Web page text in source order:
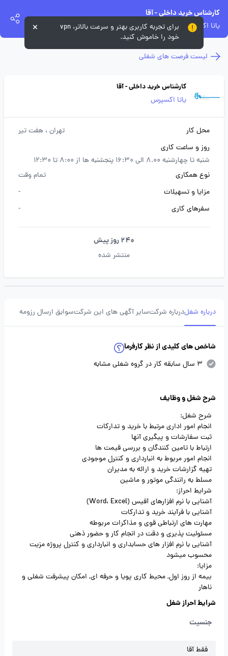
کارشناس خرید داخلی - آقا
یاتا اکسپرس
لیست فرصت های شغلی
کارشناس خرید داخلی - آقا
یاتا اکسپرس
محل کار تهران ، هفت تیر
روز و ساعت کاری
شنبه تا چهارشنبه 8.00 الی 16:30 پنجشنبه ها از 8:00 تا 12:30
نوع همکاری
تمام وقت
مزایا و تسهیلات
-
سفرهای کاری
-
240 روز پیش
منتشر شده
درباره شغلدرباره شرکتسایر آگهی های این شرکتسوابق ارسال رزومه
شاخص های کلیدی از نظر کارفرما
3 سال سابقه کار در گروه شغلی مشابه
شرح شغل و وظایف
شرح شغل:
انجام امور اداری مرتبط با خرید و تدارکات
ثبت سفارشات و پیگیری آنها
ارتباط با تامین کنندگان و بررسی قیمت ها
انجام امور مربوط به انبارداری و کنترل موجودی
تهیه گزارشات خرید و ارائه به مدیران
مسلط به رانندگی موتور و ماشین
شرایط احراز:
آشنایی با نرم افزارهای آفیس (Word، Excel)
آشنایی با فرآیند خرید و تدارکات
مهارت های ارتباطی قوی و مذاکرات مربوطه
مسئولیت پذیری و دقت در انجام کار و حضور ذهنی
آشنایی با نرم افزار های حسابداری و انبارداری و کنترل پروژه مزیت
محسوب میشود
مزایا:
بیمه از روز اول, محیط کاری پویا و حرفه ای, امکان پیشرفت شغلی و
ناهار
شرایط احراز شغل
جنسیت
فقط آقا
برای تجربه کاربری بهتر و سرعت بالاتر، vpn
خود را خاموش کنید.